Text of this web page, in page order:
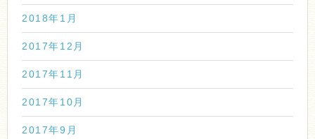
2018年1月
2017年12月
2017年11月
2017年10月
2017年9月